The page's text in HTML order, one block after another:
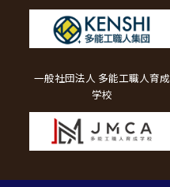
一般社団法人 多能工職人育成
学校